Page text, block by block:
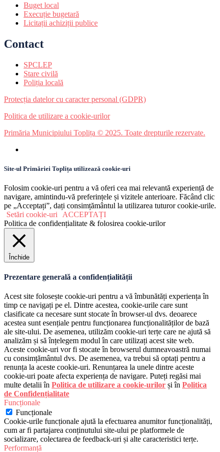
Buget local
Execuție bugetară
Licitații achiziții publice
Contact
SPCLEP
Stare civilă
Poliția locală
Protecția datelor cu caracter personal (GDPR)
Politica de utilizare a cookie-urilor
Primăria Municipiului Toplița © 2025. Toate drepturile rezervate.
Site-ul Primăriei Toplița utilizează cookie-uri
Folosim cookie-uri pentru a vă oferi cea mai relevantă experiență de
navigare, amintindu-vă preferințele și vizitele anterioare. Făcând clic
pe „Acceptați”, dați consimțământul la utilizarea tuturor cookie-urile.
Setări cookie-uri
ACCEPTAȚI
Politica de confidențialitate & folosirea cookie-urilor
Închide
Prezentare generală a confidențialității
Acest site folosește cookie-uri pentru a vă îmbunătăți experiența în
timp ce navigați pe el. Dintre acestea, cookie-urile care sunt
clasificate ca necesare sunt stocate în browser-ul dvs. deoarece
acestea sunt esențiale pentru funcționarea funcționalităților de bază
ale site-ului. De asemenea, utilizăm cookie-uri terțe care ne ajută să
analizăm și să înțelegem modul în care utilizați acest site web.
Aceste cookie-uri vor fi stocate în browserul dumneavoastră numai
cu consimțământul dvs. De asemenea, va trebui să optați pentru a
renunța la aceste cookie-uri. Renunțarea la unele dintre aceste
cookie-uri poate afecta experiența de navigare. Puteți regăsi mai
multe detalii în Politica de utilizare a cookie-urilor și în Politica
de Confidențialitate
Funcționale
Funcționale
Cookie-urile funcționale ajută la efectuarea anumitor funcționalități,
cum ar fi partajarea conținutului site-ului pe platformele de
socializare, colectarea de feedback-uri și alte caracteristici terțe.
Performanță